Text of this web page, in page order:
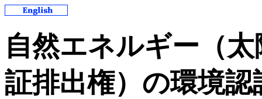
自然エネルギー（
証排出権）の環境